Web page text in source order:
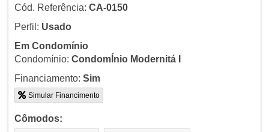
Cód. Referência: CA-0150
Perfil: Usado
Em Condomínio
Condomínio: CondomÍnio Modernitá I
Financiamento: Sim
Simular Financimento
Cômodos: